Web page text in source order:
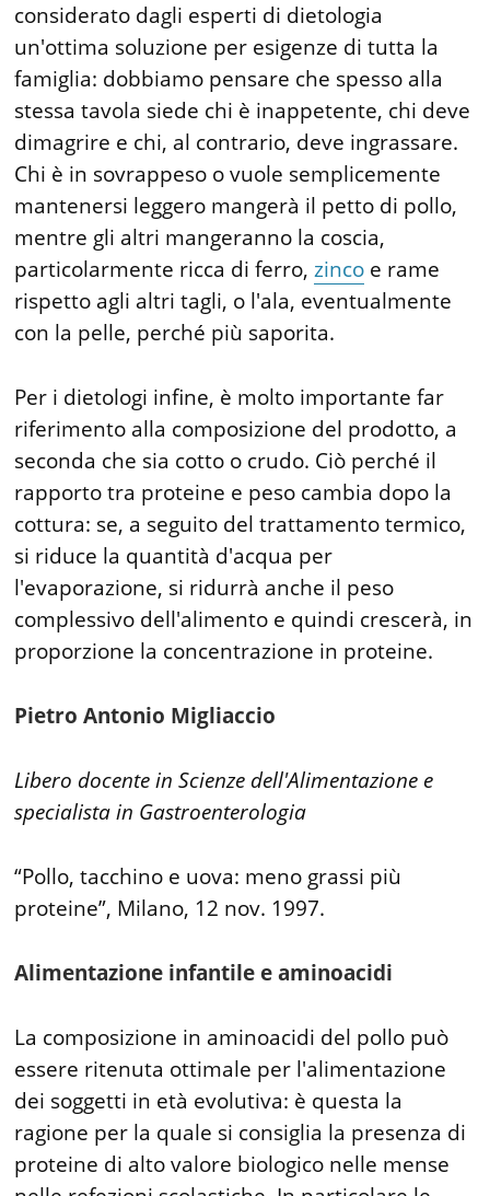
considerato dagli esperti di dietologia
un'ottima soluzione per esigenze di tutta la
famiglia: dobbiamo pensare che spesso alla
stessa tavola siede chi è inappetente, chi deve
dimagrire e chi, al contrario, deve ingrassare.
Chi è in sovrappeso o vuole semplicemente
mantenersi leggero mangerà il petto di pollo,
mentre gli altri mangeranno la coscia,
particolarmente ricca di ferro,zinco e rame
rispetto agli altri tagli, o l'ala, eventualmente
con la pelle, perché più saporita.
Per i dietologi infine, è molto importante far
riferimento alla composizione del prodotto, a
seconda che sia cotto o crudo. Ciò perché il
rapporto tra proteine e peso cambia dopo la
cottura: se, a seguito del trattamento termico,
si riduce la quantità d'acqua per
l'evaporazione, si ridurrà anche il peso
complessivo dell'alimento e quindi crescerà, in
proporzione la concentrazione in proteine.
Pietro Antonio Migliaccio
Libero docente in Scienze dell'Alimentazione e
specialista in Gastroenterologia
“Pollo, tacchino e uova: meno grassi più
proteine”, Milano, 12 nov. 1997.
Alimentazione infantile e aminoacidi
La composizione in aminoacidi del pollo può
essere ritenuta ottimale per l'alimentazione
dei soggetti in età evolutiva: è questa la
ragione per la quale si consiglia la presenza di
proteine di alto valore biologico nelle mense